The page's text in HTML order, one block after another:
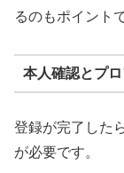
るのもポイント
本人確認とプ
登録が完了した
が必要です。